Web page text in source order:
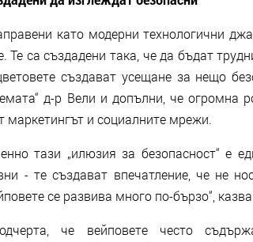
като модерни технологични
Те са създадени така, че да бъдат
създават усещане за нещо
д-р Вели и допълни, че огромна
маркетингът и социалните мрежи.
тази „илюзия за безопасност“ е
- те създават впечатление, че не
се развива много по-бързо“,
че вейповете често